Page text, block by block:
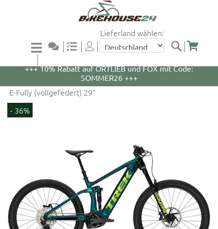
Lieferland wählen:
+++ 5% Rabatt auf WOOM Bikes und Zubehör mit
+++ 10% Rabatt auf ORTLIEB und FOX mit Code:
SOMMER26 +++
E-Fully (vollgefedert) 29"
- 36%